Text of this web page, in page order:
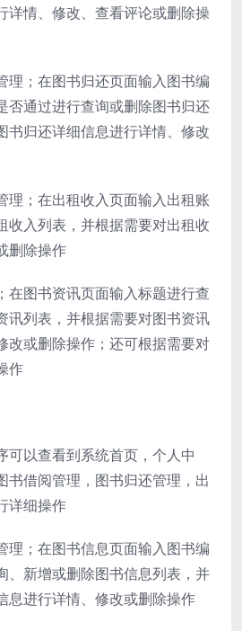
详情、修改、查看评论或删除操
理；在图书归还页面输入图书编
否通过进行查询或删除图书归还
书归还详细信息进行详情、修改
理；在出租收入页面输入出租账
收入列表，并根据需要对出租收
删除操作
在图书资讯页面输入标题进行查
讯列表，并根据需要对图书资讯
改或删除操作；还可根据需要对
作
可以查看到系统首页，个人中
书借阅管理，图书归还管理，出
详细操作
理；在图书信息页面输入图书编
、新增或删除图书信息列表，并
息进行详情、修改或删除操作